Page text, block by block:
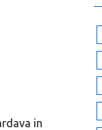
in